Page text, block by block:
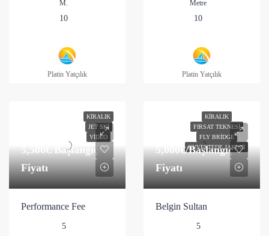
M.
10
Platin Yatçılık
Metre
10
Platin Yatçılık
KIRALIK
JET SKI
VIDEO
5,500€/Başlangıç
Fiyatı
Performance Fee
5
KIRALIK
FIRSAT TEKNESI
FLY BRIDGE
GUVERTEDE JAKUZI
5,000€/Başlangıç
Fiyatı
Belgin Sultan
5